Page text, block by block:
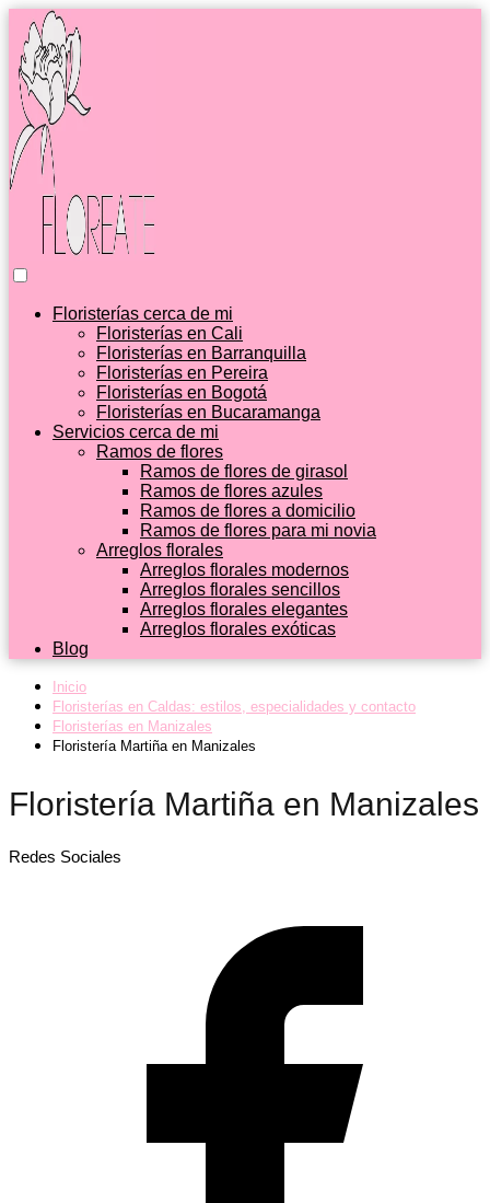
Floristerías cerca de mi
Floristerías en Cali
Floristerías en Barranquilla
Floristerías en Pereira
Floristerías en Bogotá
Floristerías en Bucaramanga
Servicios cerca de mi
Ramos de flores
Ramos de flores de girasol
Ramos de flores azules
Ramos de flores a domicilio
Ramos de flores para mi novia
Arreglos florales
Arreglos florales modernos
Arreglos florales sencillos
Arreglos florales elegantes
Arreglos florales exóticas
Blog
Inicio
Floristerías en Caldas: estilos, especialidades y contacto
Floristerías en Manizales
Floristería Martiña en Manizales
Floristería Martiña en Manizales
Redes Sociales